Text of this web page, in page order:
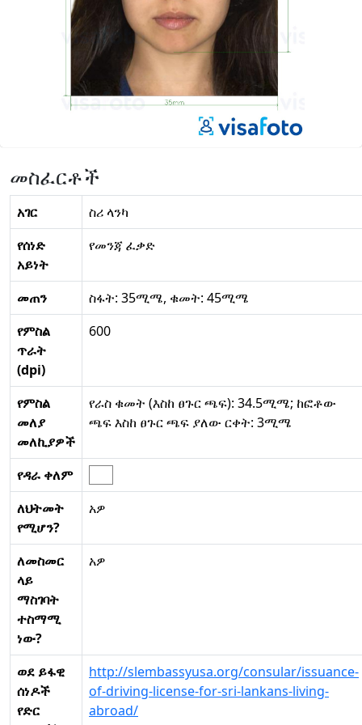
መስፈርቶች
አገር
ስሪ ላንካ
የሰነድ
አይነት
የመንጃ ፈቃድ
መጠን
ስፋት: 35ሚሜ, ቁመት: 45ሚሜ
የምስል
ጥራት
(dpi)
600
የምስል
መለያ
መለኪያዎች
የራስ ቁመት (እስከ ፀጉር ጫፍ): 34.5ሚሜ; ከፎቶው
ጫፍ እስከ ፀጉር ጫፍ ያለው ርቀት: 3ሚሜ
የዳራ ቀለም
ለህትመት
የሚሆን?
አዎ
ለመስመር
ላይ
ማስገባት
ተስማሚ
ነው?
አዎ
ወደ ይፋዊ
ሰነዶች
የድር
http://slembassyusa.org/consular/issuance-
of-driving-license-for-sri-lankans-living-
abroad/